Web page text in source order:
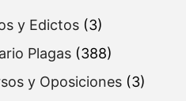
y Edictos (3)
Plagas (388)
y Oposiciones (3)